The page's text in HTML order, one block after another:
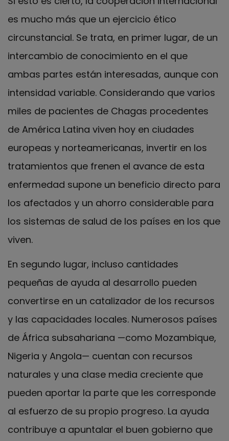
es mucho más que un ejercicio ético
circunstancial. Se trata, en primer lugar, de un
intercambio de conocimiento en el que
ambas partes están interesadas, aunque con
intensidad variable. Considerando que varios
miles de pacientes de Chagas procedentes
de América Latina viven hoy en ciudades
europeas y norteamericanas, invertir en los
tratamientos que frenen el avance de esta
enfermedad supone un beneficio directo para
los afectados y un ahorro considerable para
los sistemas de salud de los países en los que
viven.
En segundo lugar, incluso cantidades
pequeñas de ayuda al desarrollo pueden
convertirse en un catalizador de los recursos
y las capacidades locales. Numerosos países
de África subsahariana —como Mozambique,
Nigeria y Angola— cuentan con recursos
naturales y una clase media creciente que
pueden aportar la parte que les corresponde
al esfuerzo de su propio progreso. La ayuda
contribuye a apuntalar el buen gobierno que